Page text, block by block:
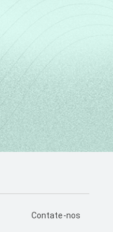
PÁGINA DE
Contate-nos